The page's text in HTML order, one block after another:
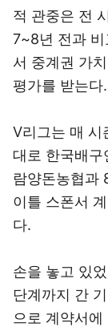
적 관중은 전
7~8년 전과 비
서 중계권 가
평가를 받는다.
V리그는 매 시
대로 한국배구
람양돈농협과
이틀 스폰서
다.
손을 놓고 있
단계까지 간
으로 계약서